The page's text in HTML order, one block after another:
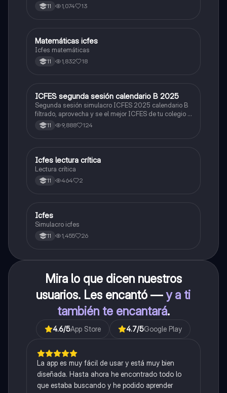
11 1,074 13
ICFES: Matemáticas
Matemáticas icfes
Icfes matemáticas
11 1,832 18
ICFES: Lectura Crítica
ICFES segunda sesión calendario B 2025
Segunda sesión simulacro ICFES 2025 calendario B
filtrado, aprovecha y se el mejor ICFES de tu colegio y
poder ingresar a universidad, y estudiar aquella
carrera con la que tanto sueñas.
11 9,888 124
Lengua Castellana
Icfes lectura crítica
Lectura crítica
11 464 2
ICFES: Sociales y Ciudadanas
Icfes
Simulacro icfes
11 1,455 26
Mira lo que dicen nuestros
usuarios. Les encantó —y a ti
también te encantará.
4.6/5App Store 4.7/5Google Play
La app es muy fácil de usar y está muy bien
diseñada. Hasta ahora he encontrado todo lo
que estaba buscando y he podido aprender